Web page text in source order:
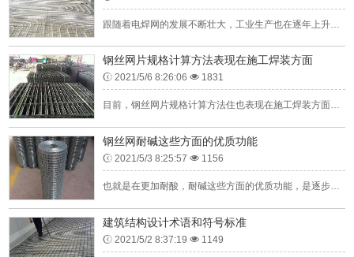
钢丝网片规格计算方法表现在施工焊装方面
2021/5/6 8:26:06 1831
目前，钢丝网片规格计算方法住也表现在施工焊装方面，采用了多型号、多尺寸、款式类型生产，更为形成了钢丝网根据重量、每平米钢丝结构价格方面。所以钢丝网厂要将整体钢丝焊接网片的生产、装车、以及运输方面，产生...
钢丝网耐碱这些方面的优质功能
2021/5/3 8:25:57 1156
也就是在更加耐酸，耐碱这些方面的优质功能，是逐步有了很大的反响。从钢丝网里面的许多特性和功能，都可以统一性地显示出来对优质不锈钢的应用。那么对于钢丝网的另外名称，比如说有人称钢丝网为镀锌铁丝网，还有就...
建筑结构设计术语和符号标准
2021/5/2 8:37:19 1149